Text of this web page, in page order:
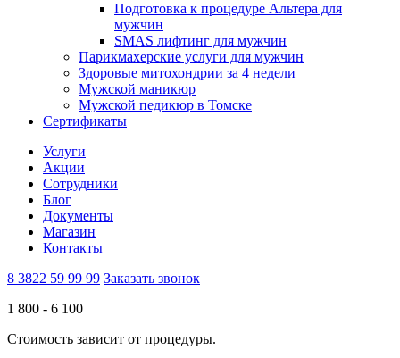
Подготовка к процедуре Альтера для
мужчин
SMAS лифтинг для мужчин
Парикмахерские услуги для мужчин
Здоровые митохондрии за 4 недели
Мужской маникюр
Мужской педикюр в Томске
Сертификаты
Услуги
Акции
Сотрудники
Блог
Документы
Магазин
Контакты
8 3822 59 99 99 Заказать звонок
1 800 - 6 100
Стоимость зависит от процедуры.